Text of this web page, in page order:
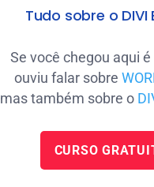
Tudo sobre o DIVI
Se você chegou aqui
ouviu falar sobre
mas também sobre o
CURSO